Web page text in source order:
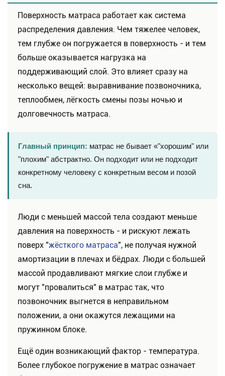
Поверхность матраса работает как система
распределения давления. Чем тяжелее человек,
тем глубже он погружается в поверхность - и тем
больше оказывается нагрузка на
поддерживающий слой. Это влияет сразу на
несколько вещей: выравнивание позвоночника,
теплообмен, лёгкость смены позы ночью и
долговечность матраса.
Главный принцип: матрас не бывает «"хорошим" или
"плохим" абстрактно. Он подходит или не подходит
конкретному человеку с конкретным весом и позой
сна.
Люди с меньшей массой тела создают меньше
давления на поверхность - и рискуют лежать
поверх "жёсткого матраса", не получая нужной
амортизации в плечах и бёдрах. Люди с большей
массой продавливают мягкие слои глубже и
могут "провалиться" в матрас так, что
позвоночник выгнется в неправильном
положении, а они окажутся лежащими на
пружинном блоке.
Ещё один возникающий фактор - температура.
Более глубокое погружение в матрас означает